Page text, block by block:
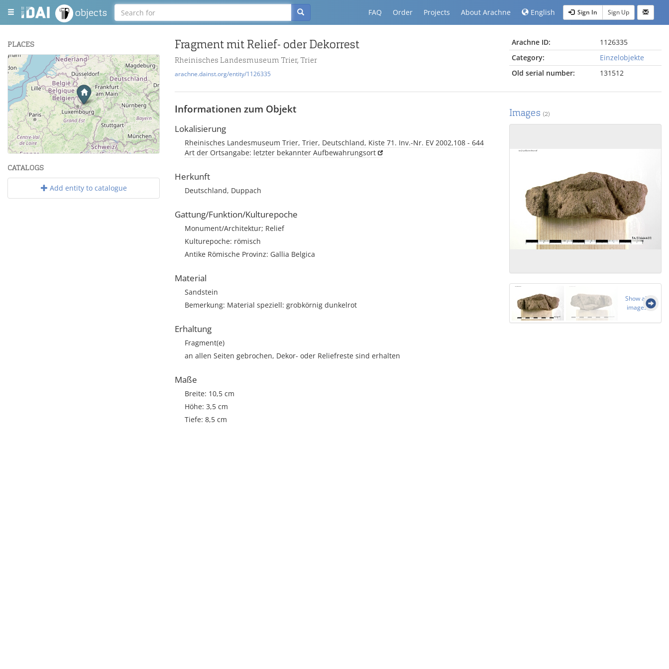
objects FAQ Order Projects About Arachne English Sign In Sign Up
PLACES
+
−
Leaflet| Maps and Data ©OpenStreetMap.
CATALOGS
Add entity to catalogue
Fragment mit Relief- oder Dekorrest
Rheinisches Landesmuseum Trier, Trier
arachne.dainst.org/entity/1126335
Arachne ID:
1126335
Category:
Einzelobjekte
Old serial number:
131512
Informationen zum Objekt
Lokalisierung
Rheinisches Landesmuseum Trier, Trier, Deutschland, Kiste 71. Inv.-Nr. EV 2002,108 - 644
Art der Ortsangabe: letzter bekannter Aufbewahrungsort
Herkunft
Deutschland, Duppach
Gattung/Funktion/Kulturepoche
Monument/Architektur; Relief
Kulturepoche: römisch
Antike Römische Provinz: Gallia Belgica
Material
Sandstein
Bemerkung: Material speziell: grobkörnig dunkelrot
Erhaltung
Fragment(e)
an allen Seiten gebrochen, Dekor- oder Reliefreste sind erhalten
Maße
Breite: 10,5 cm
Höhe: 3,5 cm
Tiefe: 8,5 cm
Images (2)
Show all
images